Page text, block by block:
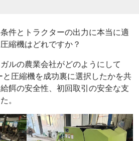
件とトラクターの出力に本当に適
縮機はどれですか？
ルの農業会社がどのようにして
圧縮機を成功裏に選択したかを共
餌の安全性、初回取引の安全な支
。